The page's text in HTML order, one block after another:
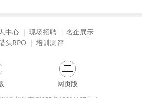
中心 现场招聘
名企展示
头RPO
培训测评
网页版